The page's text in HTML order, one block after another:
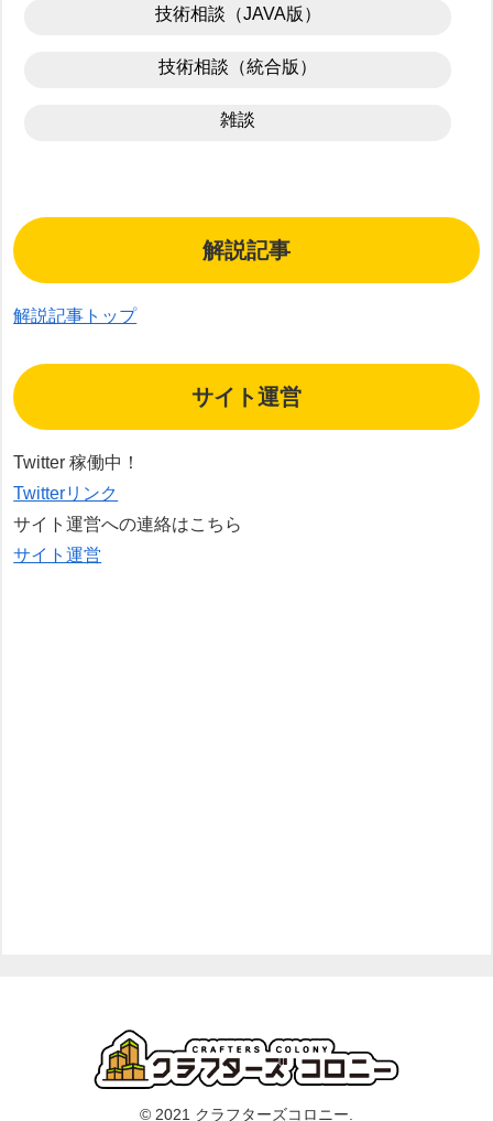
技術相談（JAVA版）
技術相談（統合版）
雑談
解説記事
解説記事トップ
サイト運営
Twitter 稼働中！
Twitterリンク
サイト運営への連絡はこちら
サイト運営
© 2021 クラフターズコロニー.